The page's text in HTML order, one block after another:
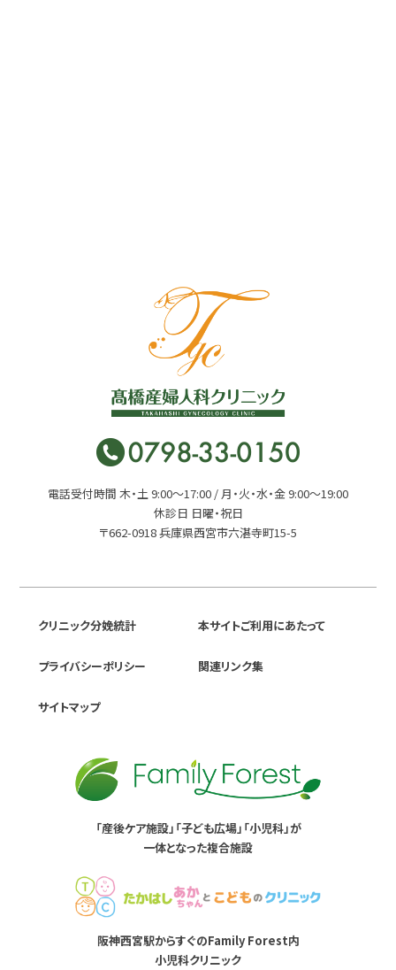
電話受付時間 木・土 9:00〜17:00 / 月・火・水・金 9:00〜19:00
休診日 日曜・祝日
〒662-0918 兵庫県西宮市六湛寺町15-5
クリニック分娩統計 本サイトご利用にあたって
プライバシーポリシー 関連リンク集
サイトマップ
「産後ケア施設」「子ども広場」「小児科」が
一体となった複合施設
阪神西宮駅からすぐのFamily Forest内
小児科クリニック